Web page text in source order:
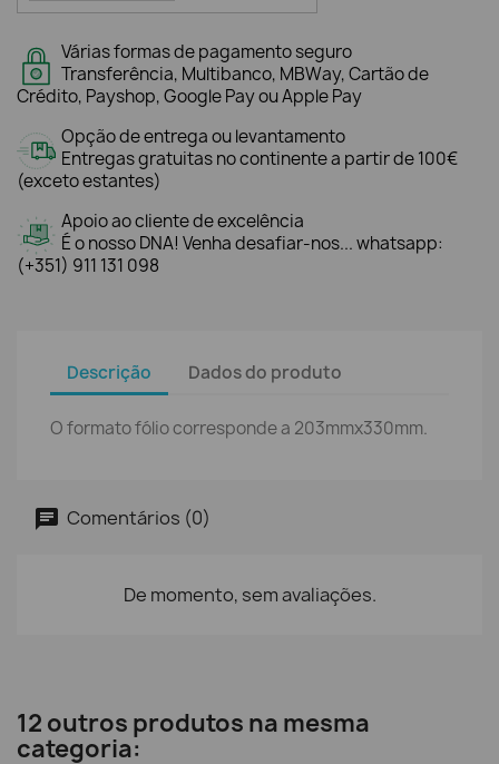
Várias formas de pagamento seguro
Transferência, Multibanco, MBWay, Cartão de
Crédito, Payshop, Google Pay ou Apple Pay
Opção de entrega ou levantamento
Entregas gratuitas no continente a partir de 100€
(exceto estantes)
Apoio ao cliente de excelência
É o nosso DNA! Venha desafiar-nos... whatsapp:
(+351) 911 131 098
Descrição Dados do produto
O formato fólio corresponde a 203mmx330mm.
Comentários (0)
De momento, sem avaliações.
12 outros produtos na mesma
categoria: